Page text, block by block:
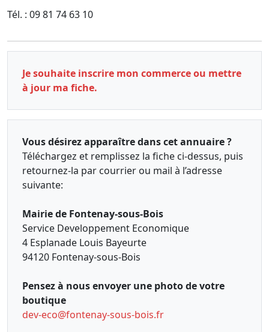
Tél. : 09 81 74 63 10
Je souhaite inscrire mon commerce ou mettre
à jour ma fiche.
Vous désirez apparaître dans cet annuaire ?
Téléchargez et remplissez la fiche ci-dessus, puis
retournez-la par courrier ou mail à l’adresse
suivante:
Mairie de Fontenay-sous-Bois
Service Developpement Economique
4 Esplanade Louis Bayeurte
94120 Fontenay-sous-Bois
Pensez à nous envoyer une photo de votre
boutique
dev-eco@fontenay-sous-bois.fr